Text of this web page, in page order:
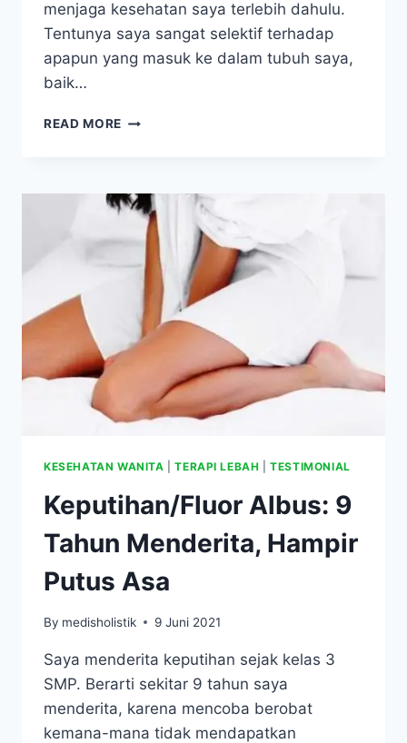
menjaga kesehatan saya terlebih dahulu.
Tentunya saya sangat selektif terhadap
apapun yang masuk ke dalam tubuh saya,
baik…
READ MORE MAKIN
DAN
BERMANFAAT
UNTUK
KELUARGA
&
PASIEN
ANAK
KESEHATAN WANITA |TERAPI LEBAH |TESTIMONIAL
Keputihan/Fluor Albus: 9
Tahun Menderita, Hampir
Putus Asa
By medisholistik 9 Juni 2021
Saya menderita keputihan sejak kelas 3
SMP. Berarti sekitar 9 tahun saya
menderita, karena mencoba berobat
kemana-mana tidak mendapatkan